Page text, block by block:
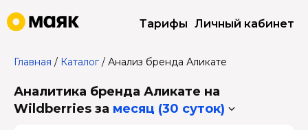
Тарифы Личный кабинет
Главная / Каталог/ Анализ бренда Аликате
Аналитика бренда Аликате на
Wildberries за месяц (30 суток)